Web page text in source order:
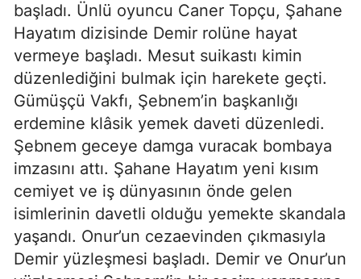
başladı. Ünlü oyuncu Caner Topçu, Şahane
Hayatım dizisinde Demir rolüne hayat
vermeye başladı. Mesut suikastı kimin
düzenlediğini bulmak için harekete geçti.
Gümüşçü Vakfı, Şebnem’in başkanlığı
erdemine klâsik yemek daveti düzenledi.
Şebnem geceye damga vuracak bombaya
imzasını attı. Şahane Hayatım yeni kısım
cemiyet ve iş dünyasının önde gelen
isimlerinin davetli olduğu yemekte skandala
yaşandı. Onur’un cezaevinden çıkmasıyla
Demir yüzleşmesi başladı. Demir ve Onur’un